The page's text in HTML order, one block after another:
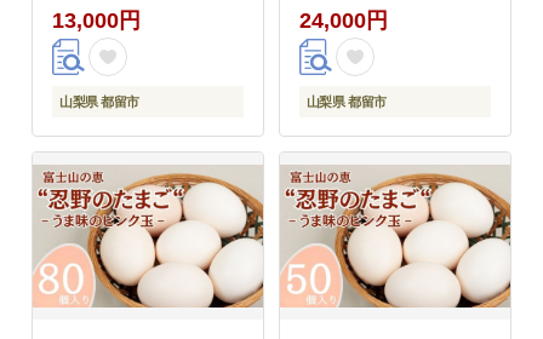
13,000円
山梨県 都留市
24,000円
山梨県 都留市